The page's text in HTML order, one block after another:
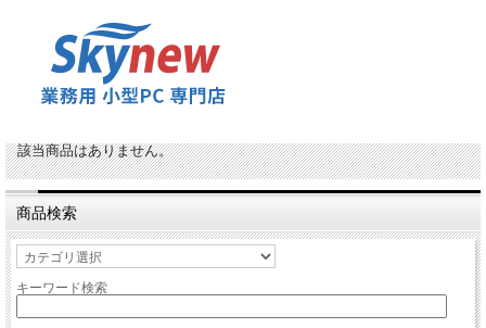
該当商品はありません。
商品検索
キーワード検索